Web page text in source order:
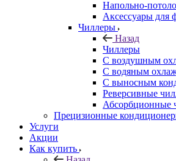
Напольно-
Аксессуары для
Чиллеры
Назад
Чиллеры
С воздушным
С водяным
С выносным
Реверсивные
Абсорбционные
Прецизионные
Услуги
Акции
Как купить